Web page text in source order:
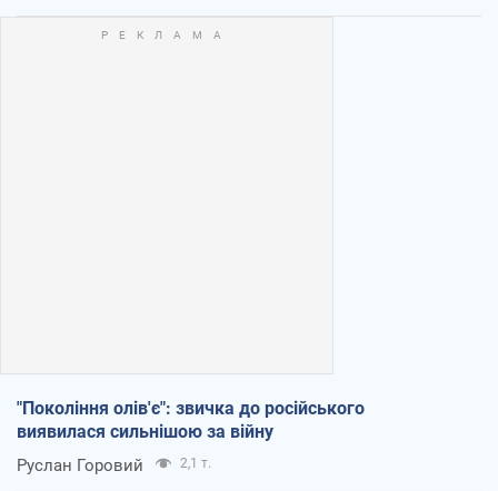
"Покоління олів'є": звичка до російського
виявилася сильнішою за війну
Руслан Горовий 2,1 т.